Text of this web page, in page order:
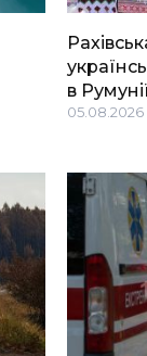
в
05.08.2026